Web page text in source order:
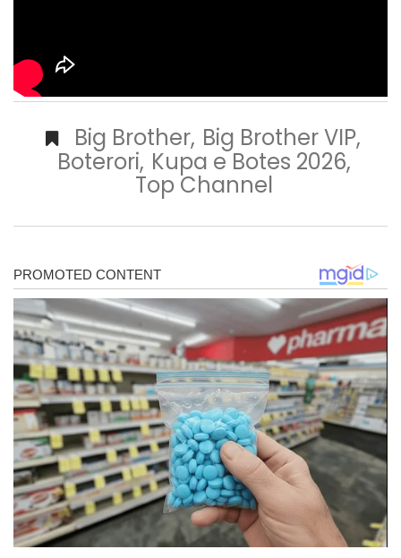
Big Brother, Big Brother VIP,
Boterori, Kupa e Botes 2026,
Top Channel